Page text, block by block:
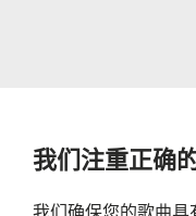
我们注重正确